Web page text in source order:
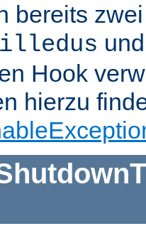
bereits
Hook
hierzu